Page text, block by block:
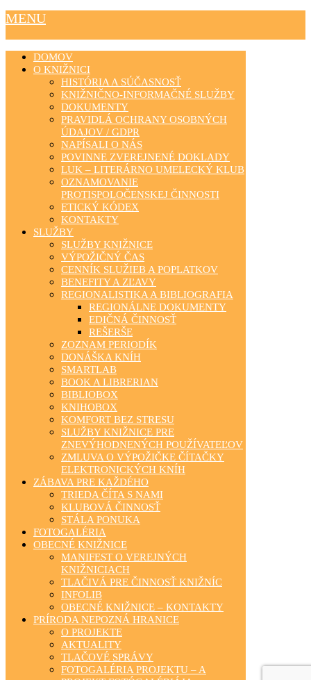
MENU
DOMOV
O KNIŽNICI
HISTÓRIA A SÚČASNOSŤ
KNIŽNIČNO-INFORMAČNÉ SLUŽBY
DOKUMENTY
PRAVIDLÁ OCHRANY OSOBNÝCH
ÚDAJOV / GDPR
NAPÍSALI O NÁS
POVINNE ZVEREJNENÉ DOKLADY
LUK – LITERÁRNO UMELECKÝ KLUB
OZNAMOVANIE
PROTISPOLOČENSKEJ ČINNOSTI
ETICKÝ KÓDEX
KONTAKTY
SLUŽBY
SLUŽBY KNIŽNICE
VÝPOŽIČNÝ ČAS
CENNÍK SLUŽIEB A POPLATKOV
BENEFITY A ZĽAVY
REGIONALISTIKA A BIBLIOGRAFIA
REGIONÁLNE DOKUMENTY
EDIČNÁ ČINNOSŤ
REŠERŠE
ZOZNAM PERIODÍK
DONÁŠKA KNÍH
SMARTLAB
BOOK A LIBRERIAN
BIBLIOBOX
KNIHOBOX
KOMFORT BEZ STRESU
SLUŽBY KNIŽNICE PRE
ZNEVÝHODNENÝCH POUŽÍVATEĽOV
ZMLUVA O VÝPOŽIČKE ČÍTAČKY
ELEKTRONICKÝCH KNÍH
ZÁBAVA PRE KAŽDÉHO
TRIEDA ČÍTA S NAMI
KLUBOVÁ ČINNOSŤ
STÁLA PONUKA
FOTOGALÉRIA
OBECNÉ KNIŽNICE
MANIFEST O VEREJNÝCH
KNIŽNICIACH
TLAČIVÁ PRE ČINNOSŤ KNIŽNÍC
INFOLIB
OBECNÉ KNIŽNICE – KONTAKTY
PRÍRODA NEPOZNÁ HRANICE
O PROJEKTE
AKTUALITY
TLAČOVÉ SPRÁVY
FOTOGALÉRIA PROJEKTU – A